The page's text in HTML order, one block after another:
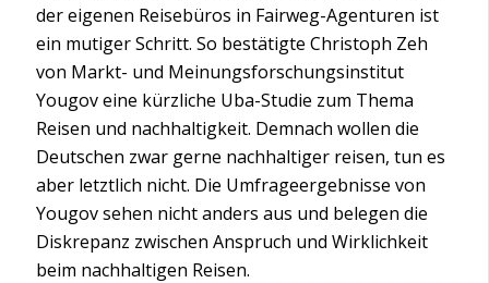
der eigenen Reisebüros in Fairweg-Agenturen ist
ein mutiger Schritt. So bestätigte Christoph Zeh
von Markt- und Meinungsforschungsinstitut
Yougov eine kürzliche Uba-Studie zum Thema
Reisen und nachhaltigkeit. Demnach wollen die
Deutschen zwar gerne nachhaltiger reisen, tun es
aber letztlich nicht. Die Umfrageergebnisse von
Yougov sehen nicht anders aus und belegen die
Diskrepanz zwischen Anspruch und Wirklichkeit
beim nachhaltigen Reisen.